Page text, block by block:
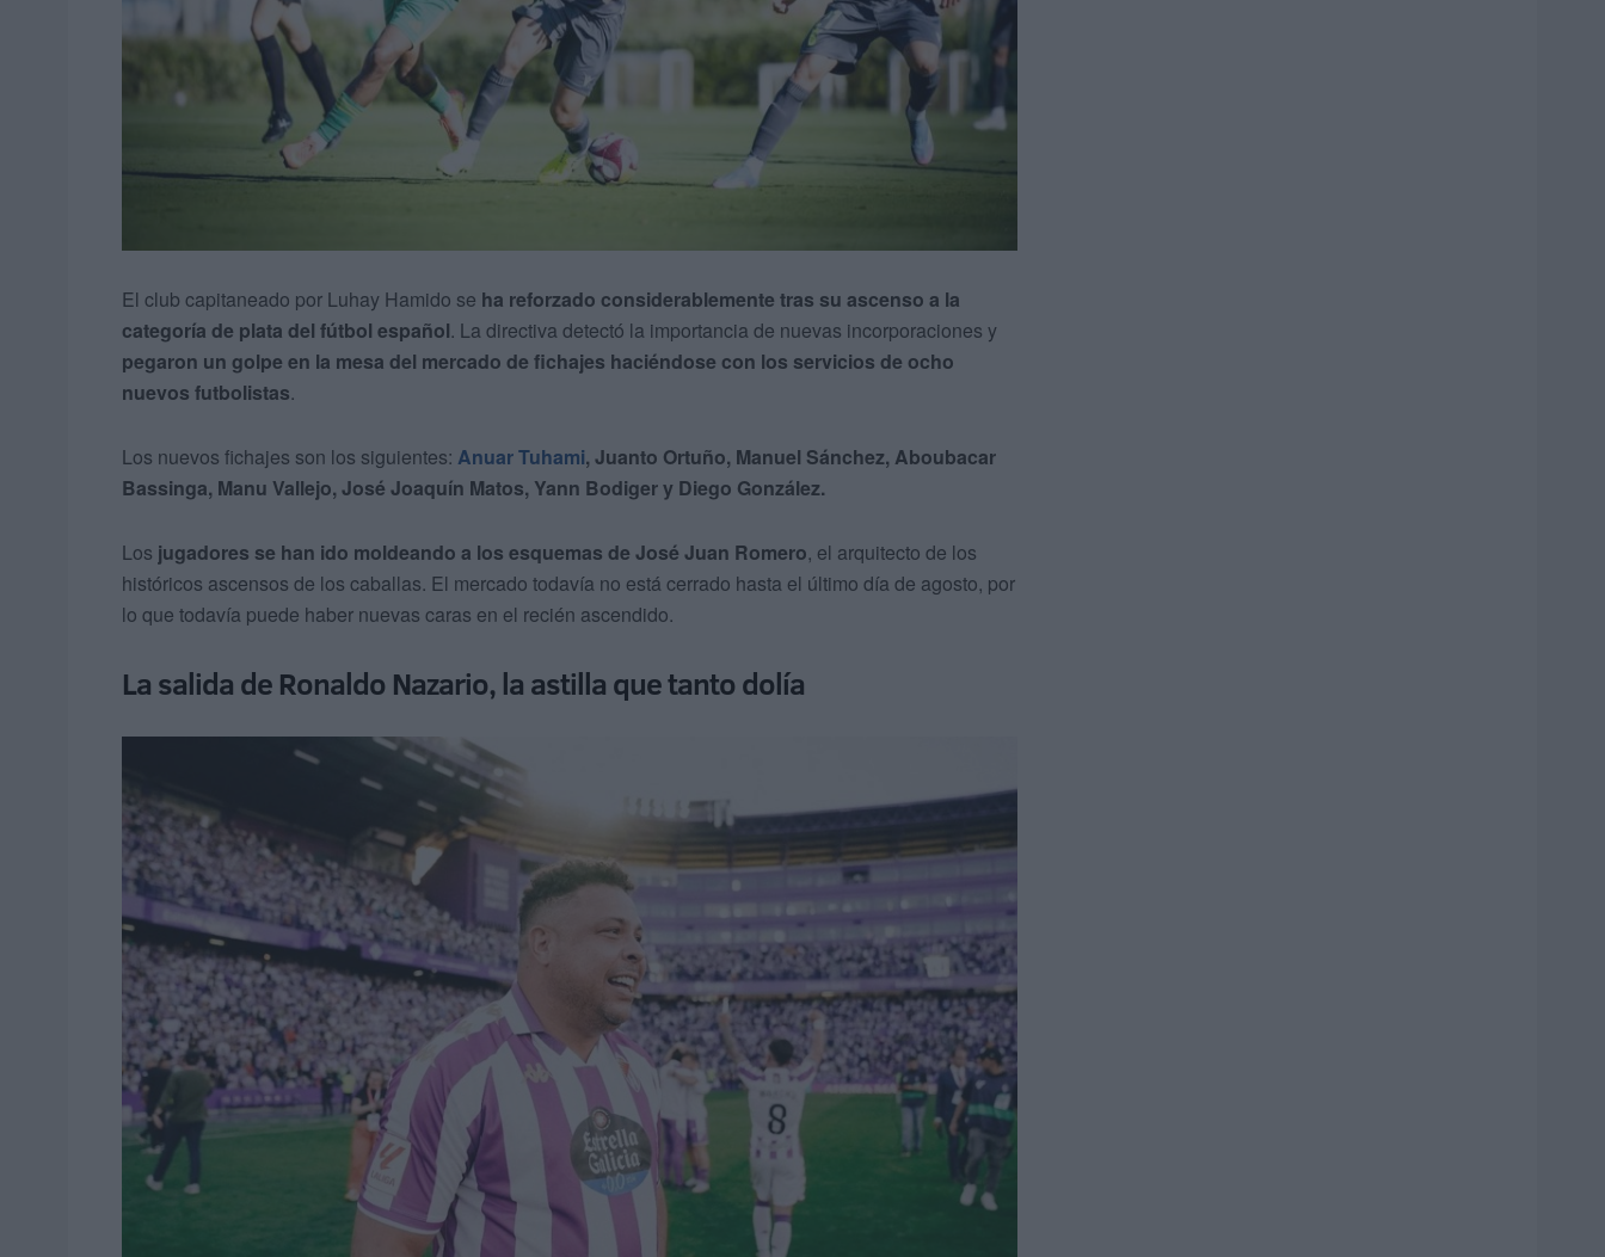
El club capitaneado por Luhay Hamido se ha reforzado considerablemente tras su ascenso a la
categoría de plata del fútbol español. La directiva detectó la importancia de nuevas incorporaciones y
pegaron un golpe en la mesa del mercado de fichajes haciéndose con los servicios de ocho
nuevos futbolistas.
Los nuevos fichajes son los siguientes: Anuar Tuhami, Juanto Ortuño, Manuel Sánchez, Aboubacar
Bassinga, Manu Vallejo, José Joaquín Matos, Yann Bodiger y Diego González.
Los jugadores se han ido moldeando a los esquemas de José Juan Romero, el arquitecto de los
históricos ascensos de los caballas. El mercado todavía no está cerrado hasta el último día de agosto, por
lo que todavía puede haber nuevas caras en el recién ascendido.
La salida de Ronaldo Nazario, la astilla que tanto dolía